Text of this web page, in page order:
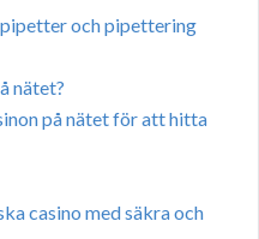
och pipettering
nätet?
på nätet för att hitta
casino med säkra och